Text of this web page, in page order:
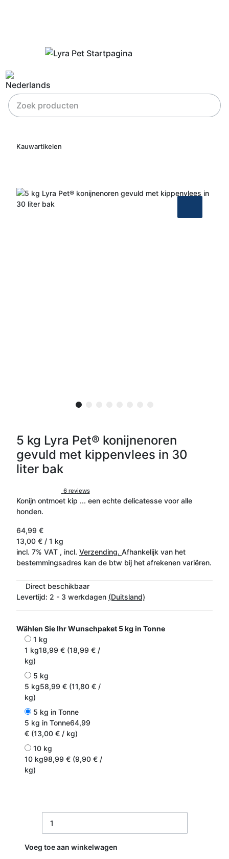
Kauwartikelen
5 kg Lyra Pet® konijnenoren
gevuld met kippenvlees in 30
liter bak
6 reviews
Konijn ontmoet kip ... een echte delicatesse voor alle
honden.
64,99 €
13,00 € / 1 kg
incl. 7% VAT , incl. Verzending. Afhankelijk van het
bestemmingsadres kan de btw bij het afrekenen variëren.
Direct beschikbaar
Levertijd: 2 - 3 werkdagen (Duitsland)
Wählen Sie Ihr Wunschpaket 5 kg in Tonne
1 kg
1 kg18,99 € (18,99 € /
kg)
5 kg
5 kg58,99 € (11,80 € /
kg)
5 kg in Tonne
5 kg in Tonne64,99
€ (13,00 € / kg)
10 kg
10 kg98,99 € (9,90 € /
kg)
Voeg toe aan winkelwagen